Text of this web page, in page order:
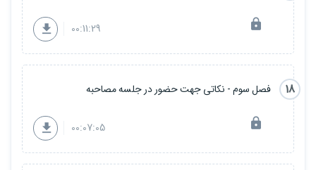
00:11:29
18 فصل سوم - نکاتی جهت حضور در جلسه مصاحبه
00:07:05